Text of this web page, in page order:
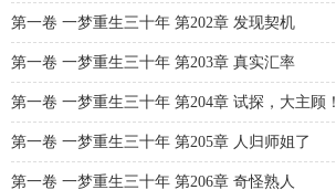
第一卷 一梦重生三十年 第202章 发现契机
第一卷 一梦重生三十年 第203章 真实汇率
第一卷 一梦重生三十年 第204章 试探，大主顾！
第一卷 一梦重生三十年 第205章 人归师姐了
第一卷 一梦重生三十年 第206章 奇怪熟人